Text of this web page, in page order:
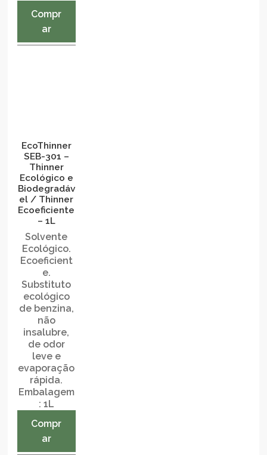
Compr
ar
EcoThinner
SEB-301 –
Thinner
Ecológico e
Biodegradáv
el / Thinner
Ecoeficiente
– 1L
Solvente
Ecológico.
Ecoeficient
e.
Substituto
ecológico
de benzina,
não
insalubre,
de odor
leve e
evaporação
rápida.
Embalagem
: 1L
Compr
ar